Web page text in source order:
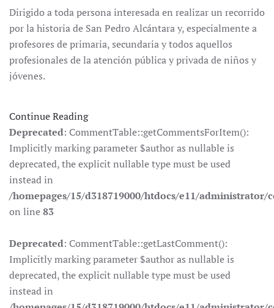
Dirigido a toda persona interesada en realizar un recorrido
por la historia de San Pedro Alcántara y, especialmente a
profesores de primaria, secundaria y todos aquellos
profesionales de la atención pública y privada de niños y
jóvenes.
Continue Reading
Deprecated: CommentTable::getCommentsForItem():
Implicitly marking parameter $author as nullable is
deprecated, the explicit nullable type must be used
instead in
/homepages/15/d318719000/htdocs/e11/
on line83
Deprecated: CommentTable::getLastComment():
Implicitly marking parameter $author as nullable is
deprecated, the explicit nullable type must be used
instead in